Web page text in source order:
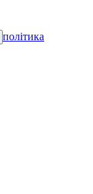
політика